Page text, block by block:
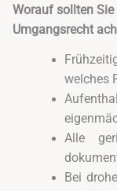
Worauf sollten
Umgangsrecht
welches
Alle
Bei